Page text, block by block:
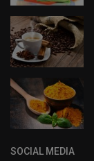
SOCIAL MEDIA